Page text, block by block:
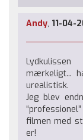
Andy, 11-04-
mærkeligt...
urealistisk.
Jeg blev
filmen med
er!